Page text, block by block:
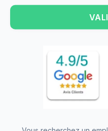
une partie du tarif
aides
(APA, APL, ASH)
—